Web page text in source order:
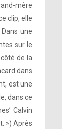
mère
clip, elle
une
sur le
de la
dans
est une
dans ce
Calvin
») Après